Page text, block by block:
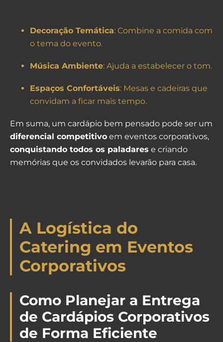
Decoração Temática: Combine a comida com
o tema do evento.
Música Ambiente: Ajuda a estabelecer o tom.
Espaços Confortáveis: Mesas e cadeiras que
convidam a ficar mais tempo.
Em suma, um cardápio bem pensado pode ser um
diferencial competitivo em eventos corporativos,
conquistando todos os paladares e criando
memórias que os convidados levarão para casa.
A Logística do
Catering em Eventos
Corporativos
Como Planejar a Entrega
de Cardápios Corporativos
de Forma Eficiente